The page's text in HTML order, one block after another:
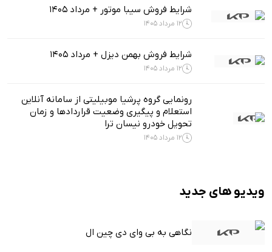
شرایط فروش سیبا موتور + مرداد 1405
12 مرداد 1405
شرایط فروش بهمن دیزل + مرداد 1405
12 مرداد 1405
رونمایی گروه پرشیا موبیلیتی از سامانه آنلاین
استعلام و پیگیری وضعیت قراردادها و زمان
تحویل خودرو نیسان ترا
12 مرداد 1405
ویدیو های جدید
نگاهی به بی وای دی چین ال